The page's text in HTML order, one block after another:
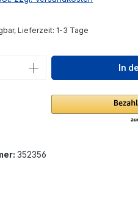
Lieferzeit: 1-3 Tage
Anzahl: Gib denIn
352356